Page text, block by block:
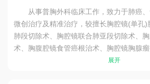
从事普胸外科临床工作，致力于肺癌、
微创治疗及精准治疗，较擅长胸腔镜(单孔
肺段切除术、胸腔镜联合肺亚段切除术、
术、胸腹腔镜食管癌根治术、胸腔镜胸腺
术。近年来获南通市新技术引进奖1项，发
展开